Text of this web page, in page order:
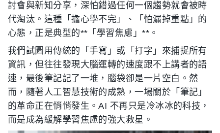
討會與新知分享，深怕錯過任何一個趨勢就會被時
代淘汰。這種「擔心學不完」、「怕漏掉重點」的
心態，正是典型的**「學習焦慮」**。
我們試圖用傳統的「手寫」或「打字」來捕捉所有
資訊，但往往發現大腦運轉的速度跟不上講者的語
速，最後筆記記了一堆，腦袋卻是一片空白。然
而，隨著人工智慧技術的成熟，一場關於「筆記」
的革命正在悄悄發生。AI 不再只是冷冰冰的科技，
而是成為緩解學習焦慮的強大救星。